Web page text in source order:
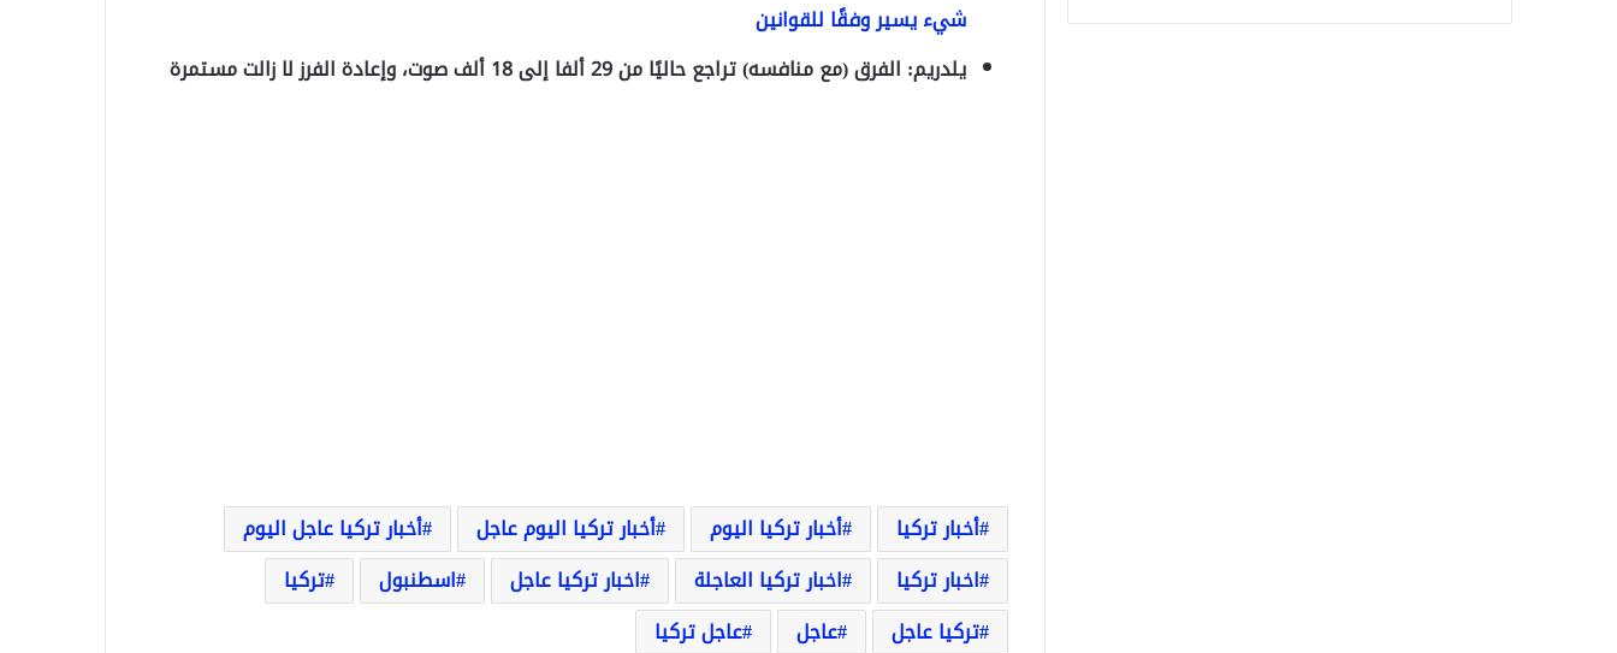
شيء يسير وفقًا للقوانين
يلدريم: الفرق (مع منافسه) تراجع حاليًا من 29 ألفا إلى 18 ألف صوت، وإعادة الفرز لا زالت مستمرة
أخبار تركيا أخبار تركيا اليوم أخبار تركيا اليوم عاجل
أخبار تركيا عاجل اليوم
اخبار تركيا
اخبار تركيا العاجلة اخبار تركيا عاجل اسطنبول
تركيا
تركيا عاجل
عاجل عاجل تركيا